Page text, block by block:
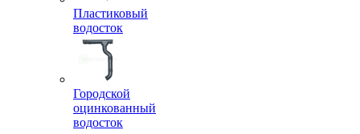
Пластиковый
водосток
Городской
оцинкованный
водосток